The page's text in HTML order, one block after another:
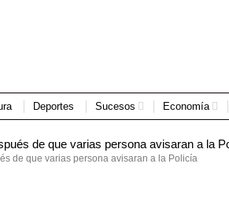
Deportes Sucesos Economía
de que varias persona avisaran a la Policía